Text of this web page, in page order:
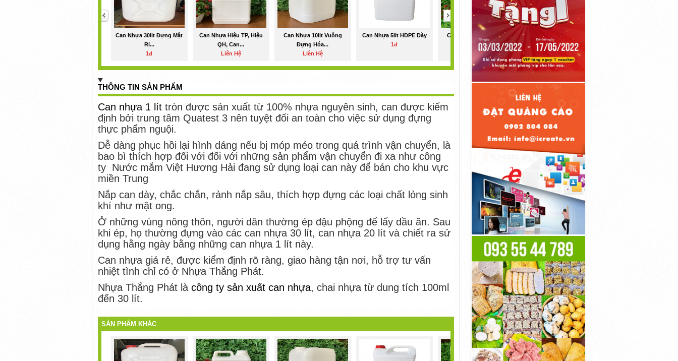
Can Nhựa 30lit Đựng Mật
Rỉ...
1đ
Can Nhựa Hiệu TP, Hiệu
QH, Can...
Liên Hệ
Can Nhựa 10lit Vuông
Đựng Hóa...
Liên Hệ
Can Nhựa 5lit HDPE Dày
1đ
Can Nhựa 20lit Vuông
Đựng Mắm
Can Nhựa 2lit Đựng Dầu
Gội,...
Liên Hệ
>
THÔNG TIN SẢN PHẨM
Can nhựa 1 líttròn được sản xuất từ 100% nhựa nguyên sinh, can được kiểm
định bởi trung tâm Quatest 3 nên tuyệt đối an toàn cho việc sử dụng đựng
thực phẩm nguội.
Dễ dàng phục hồi lại hình dáng nếu bị móp méo trong quá trình vận chuyển, là
bao bì thích hợp đối với đối với những sản phẩm vận chuyển đi xa như công
ty Nước mắm Việt Hương Hải đang sử dụng loại can này để bán cho khu vực
miền Trung
Nắp can dày, chắc chắn, rảnh nắp sâu, thích hợp đựng các loại chất lỏng sinh
khí như mật ong.
Ở những vùng nông thôn, người dân thường ép đậu phộng để lấy dầu ăn. Sau
khi ép, họ thường đựng vào các can nhựa 30 lít, can nhựa 20 lít và chiết ra sử
dụng hằng ngày bằng những can nhựa 1 lít này.
Can nhựa giá rẻ, được kiểm định rõ ràng, giao hàng tận nơi, hỗ trợ tư vấn
nhiệt tình chỉ có ở Nhựa Thắng Phát.
Nhựa Thắng Phát là công ty sản xuất can nhựa, chai nhựa từ dung tích 100ml
đến 30 lít.
SẢN PHẨM KHÁC